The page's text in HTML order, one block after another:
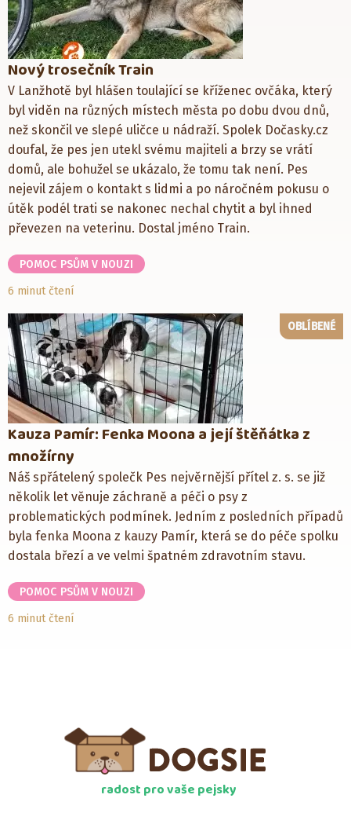
Nový trosečník Train
V Lanžhotě byl hlášen toulající se kříženec ovčáka, který
byl viděn na různých místech města po dobu dvou dnů,
než skončil ve slepé uličce u nádraží. Spolek Dočasky.cz
doufal, že pes jen utekl svému majiteli a brzy se vrátí
domů, ale bohužel se ukázalo, že tomu tak není. Pes
nejevil zájem o kontakt s lidmi a po náročném pokusu o
útěk podél trati se nakonec nechal chytit a byl ihned
převezen na veterinu. Dostal jméno Train.
POMOC PSŮM V NOUZI
6 minut čtení
OBLÍBENÉ
Kauza Pamír: Fenka Moona a její štěňátka z
množírny
Náš spřátelený společk Pes nejvěrnější přítel z. s. se již
několik let věnuje záchraně a péči o psy z
problematických podmínek. Jedním z posledních případů
byla fenka Moona z kauzy Pamír, která se do péče spolku
dostala březí a ve velmi špatném zdravotním stavu.
POMOC PSŮM V NOUZI
6 minut čtení
radost pro vaše pejsky